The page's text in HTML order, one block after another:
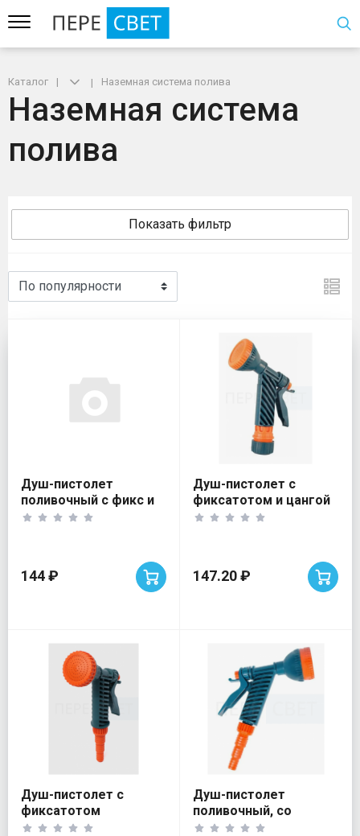
Каталог Наземная система полива
Наземная система
полива
Показать фильтр
Наземная система полива
Душ-пистолет
поливочный с фикс и
адаптером под шл.
144 ₽
Душ-пистолет с
фиксатотом и цангой
под шланг
147.20 ₽
Душ-пистолет с
фиксатотом
Душ-пистолет
поливочный, со
штуцером под шланг